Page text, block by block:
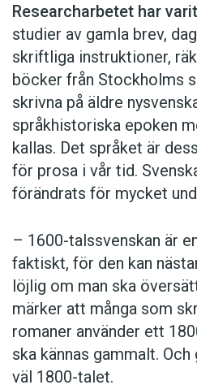
ungefärlig betydelse
bland annat just på det
Jamaica, men traditionellt
att beteckna de otaliga
som har talats i Frankrike.
term användspatois
språkformer som skiljer sig
standardspråket.
Jamaica
Researcharbetet har varit
studier av gamla brev,
skriftliga instruktioner,
böcker från Stockholms
skrivna på äldre
språkhistoriska epoken
kallas. Det språket är
för prosa i vår tid.
förändrats för mycket
– 1600-talssvenskan är
faktiskt, för den kan
löjlig om man ska
märker att många som
romaner använder ett
ska kännas gammalt.
väl 1800-talet.